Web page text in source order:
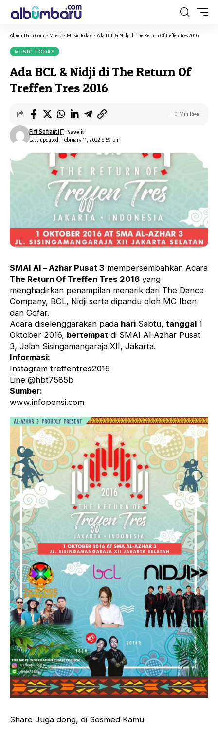
AlbumBaru.Com > Music > Music Today > Ada BCL & Nidji di The Return Of Treffen Tres 2016
MUSIC TODAY
Ada BCL & Nidji di The Return Of
Treffen Tres 2016
Last updated: February 11, 2022 8:59 pm
Fifi Sofianti
0 Min Read
SMAI Al – Azhar Pusat 3 mempersembahkan Acara
The Return Of Treffen Tres 2016 yang
menghadirkan penampilan menarik dari The Dance
Company, BCL, Nidji serta dipandu oleh MC Iben
dan Gofar.
Acara diselenggarakan pada hari Sabtu, tanggal 1
Oktober 2016, bertempat di SMAI Al-Azhar Pusat
3, Jalan Sisingamangaraja XII, Jakarta.
Informasi:
Instagram treffentres2016
Line @hbt7585b
Sumber:
www.infopensi.com
Share Juga dong, di Sosmed Kamu: